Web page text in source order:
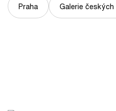
Praha Galerie